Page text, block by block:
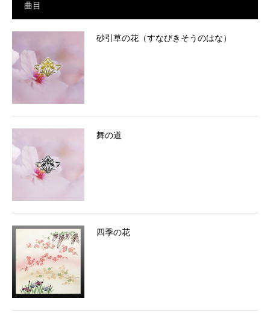
曲目
砂引草の花（すなびきそうのはな）
舞の道
四季の花